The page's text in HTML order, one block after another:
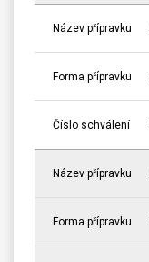
Název přípravku
Forma přípravku
Číslo schválení
Název přípravku
Forma přípravku